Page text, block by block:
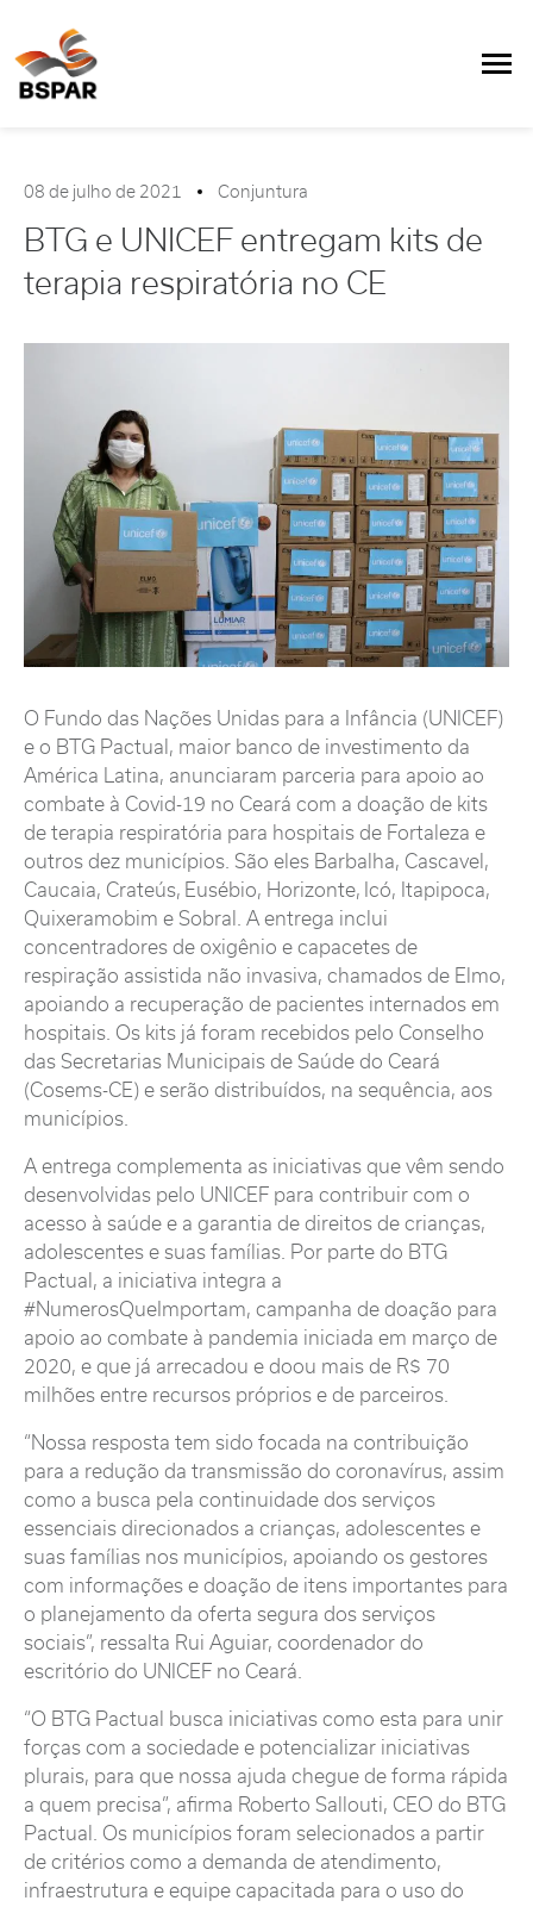
08 de julho de 2021 Conjuntura
BTG e UNICEF entregam kits de
terapia respiratória no CE
O Fundo das Nações Unidas para a Infância (UNICEF)
e o BTG Pactual, maior banco de investimento da
América Latina, anunciaram parceria para apoio ao
combate à Covid-19 no Ceará com a doação de kits
de terapia respiratória para hospitais de Fortaleza e
outros dez municípios. São eles Barbalha, Cascavel,
Caucaia, Crateús, Eusébio, Horizonte, Icó, Itapipoca,
Quixeramobim e Sobral. A entrega inclui
concentradores de oxigênio e capacetes de
respiração assistida não invasiva, chamados de Elmo,
apoiando a recuperação de pacientes internados em
hospitais. Os kits já foram recebidos pelo Conselho
das Secretarias Municipais de Saúde do Ceará
(Cosems-CE) e serão distribuídos, na sequência, aos
municípios.
A entrega complementa as iniciativas que vêm sendo
desenvolvidas pelo UNICEF para contribuir com o
acesso à saúde e a garantia de direitos de crianças,
adolescentes e suas famílias. Por parte do BTG
Pactual, a iniciativa integra a
#NumerosQueImportam, campanha de doação para
apoio ao combate à pandemia iniciada em março de
2020, e que já arrecadou e doou mais de R$ 70
milhões entre recursos próprios e de parceiros.
“Nossa resposta tem sido focada na contribuição
para a redução da transmissão do coronavírus, assim
como a busca pela continuidade dos serviços
essenciais direcionados a crianças, adolescentes e
suas famílias nos municípios, apoiando os gestores
com informações e doação de itens importantes para
o planejamento da oferta segura dos serviços
sociais”, ressalta Rui Aguiar, coordenador do
escritório do UNICEF no Ceará.
“O BTG Pactual busca iniciativas como esta para unir
forças com a sociedade e potencializar iniciativas
plurais, para que nossa ajuda chegue de forma rápida
a quem precisa”, afirma Roberto Sallouti, CEO do BTG
Pactual. Os municípios foram selecionados a partir
de critérios como a demanda de atendimento,
infraestrutura e equipe capacitada para o uso do